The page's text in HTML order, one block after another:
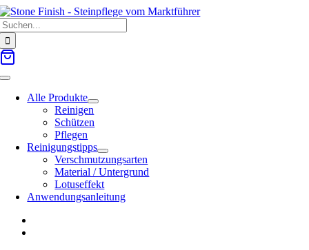
Zum
Inhalt
springen
Toggle
NavigationAlle Produkte
Reinigen
Schützen
Pflegen
Reinigungstipps
Verschmutzungsarten
Material / Untergrund
Lotuseffekt
Anwendungsanleitung